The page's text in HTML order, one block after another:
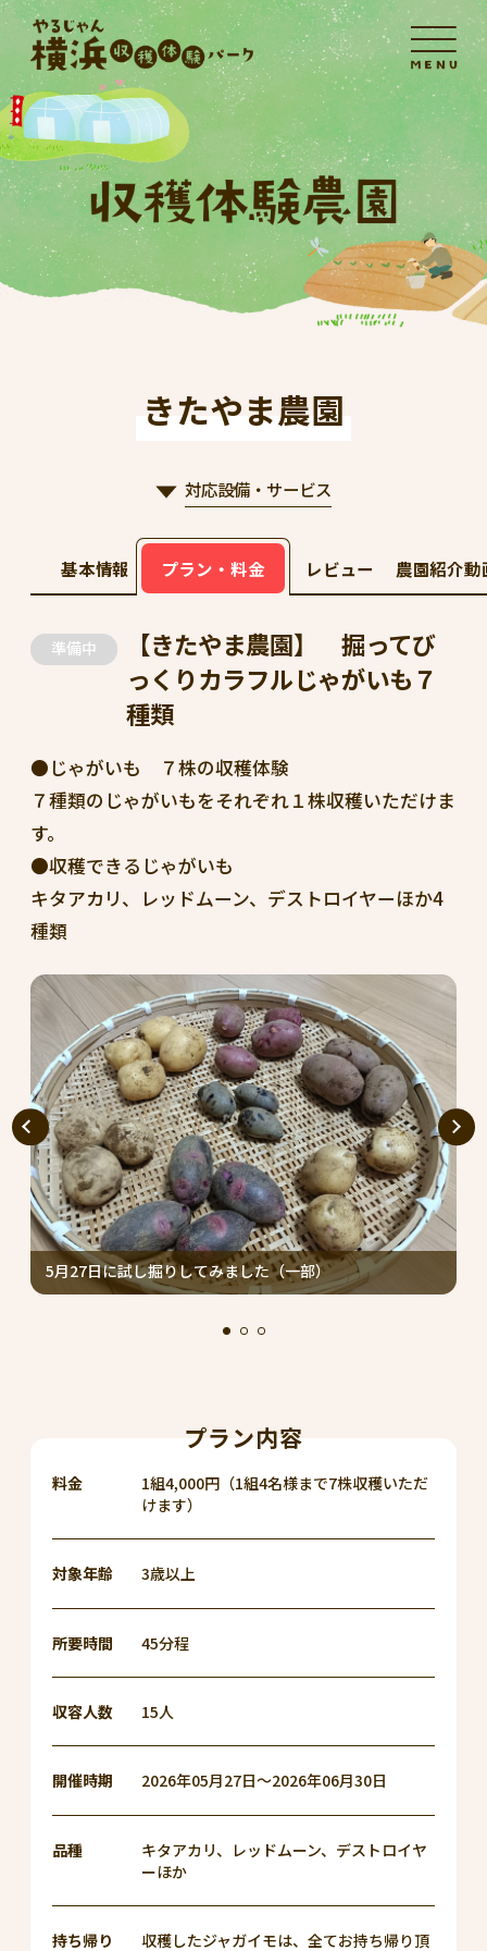
きたやま農園
対応設備・サービス
基本情報 プラン・料金 レビュー 農園紹介動
準備中
【きたやま農園】 掘ってび
っくりカラフルじゃがいも７
種類
●じゃがいも ７株の収穫体験
７種類のじゃがいもをそれぞれ１株収穫いただけま
す。
●収穫できるじゃがいも
キタアカリ、レッドムーン、デストロイヤーほか4
種類
5月27日に試し掘りしてみました（一部）
プラン内容
料金
1組4,000円（1組4名様まで7株収穫いただ
けます）
対象年齢 3歳以上
所要時間 45分程
収容人数 15人
開催時期 2026年05月27日～2026年06月30日
品種
キタアカリ、レッドムーン、デストロイヤ
ーほか
持ち帰り 収穫したジャガイモは、全てお持ち帰り頂